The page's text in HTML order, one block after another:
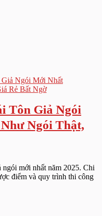
Tôn Giả Ngói
Ngói Thật,
ngói mới nhất năm 2025. Chi
điểm và quy trình thi công